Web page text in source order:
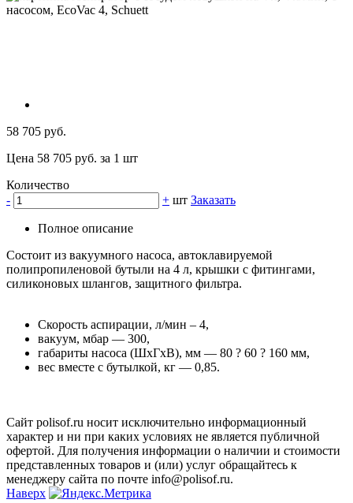
58 705 руб.
Цена 58 705 руб. за 1 шт
Количество
-
+ шт Заказать
Полное описание
Состоит из вакуумного насоса, автоклавируемой
полипропиленовой бутыли на 4 л, крышки с фитингами,
силиконовых шлангов, защитного фильтра.
Скорость аспирации, л/мин – 4,
вакуум, мбар — 300,
габариты насоса (ШхГхВ), мм — 80 ? 60 ? 160 мм,
вес вместе с бутылкой, кг — 0,85.
Сайт polisof.ru носит исключительно информационный
характер и ни при каких условиях не является публичной
офертой. Для получения информации о наличии и стоимости
представленных товаров и (или) услуг обращайтесь к
менеджеру сайта по почте info@polisof.ru.
Наверх